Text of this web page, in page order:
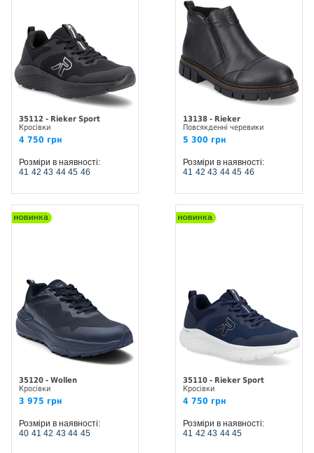
35112 - Rieker Sport
Кросівки
4 750 грн
Розміри в наявності:
41 42 43 44 45 46
13138 - Rieker
Повсякденні черевики
5 300 грн
Розміри в наявності:
41 42 43 44 45 46
35120 - Wollen
Кросівки
3 975 грн
Розміри в наявності:
40 41 42 43 44 45
35110 - Rieker Sport
Кросівки
4 750 грн
Розміри в наявності:
41 42 43 44 45